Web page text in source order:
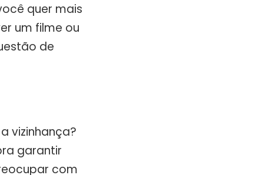
quer mais
um filme ou
de
vizinhança?
garantir
com